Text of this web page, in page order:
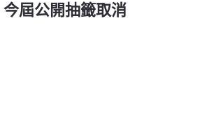
今屆公開抽籤取消